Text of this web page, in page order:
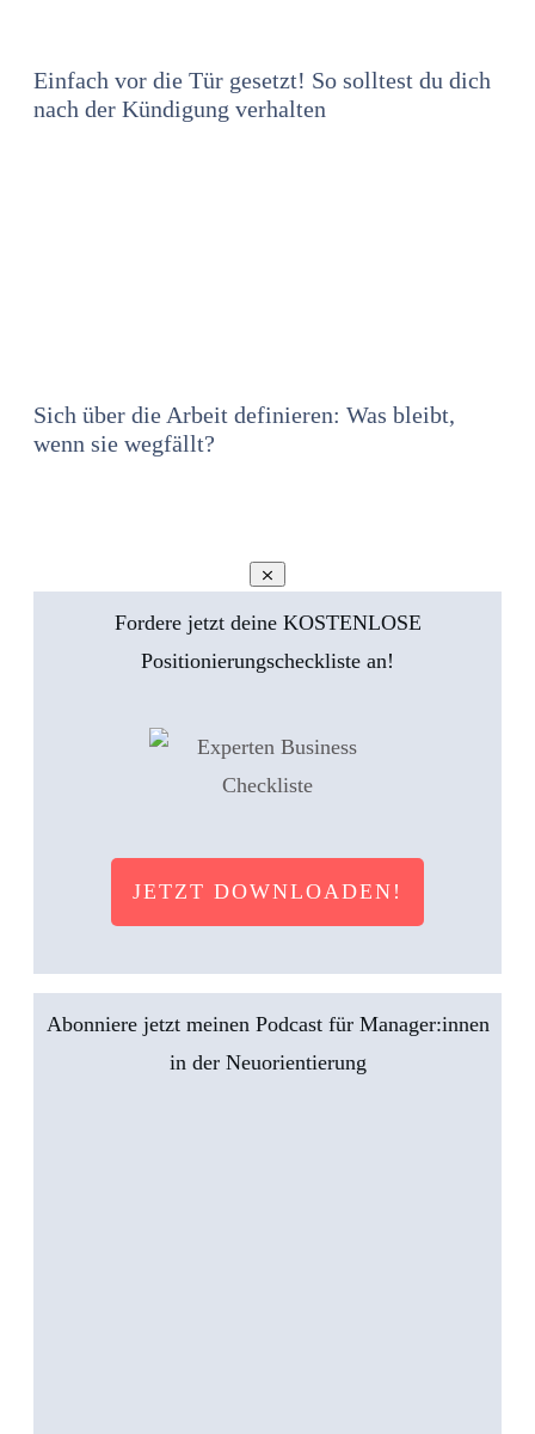
Einfach vor die Tür gesetzt! So solltest du dich
nach der Kündigung verhalten
Sich über die Arbeit definieren: Was bleibt,
wenn sie wegfällt?
Fordere jetzt deine KOSTENLOSE
Positionierungscheckliste an!
JETZT DOWNLOADEN!
Abonniere jetzt meinen Podcast für Manager:innen
in der Neuorientierung